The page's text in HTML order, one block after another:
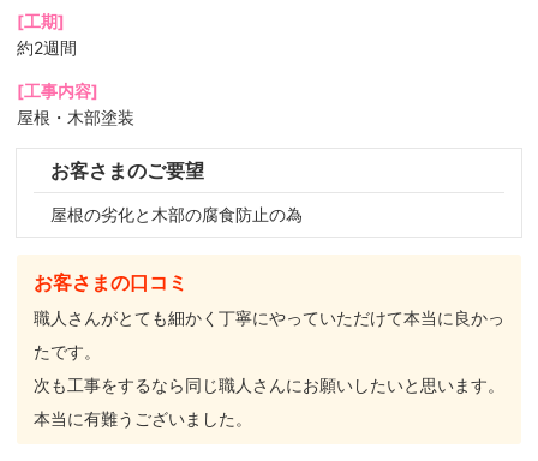
[工期]
約2週間
[工事内容]
屋根・木部塗装
お客さまのご要望
屋根の劣化と木部の腐食防止の為
お客さまの口コミ
職人さんがとても細かく丁寧にやっていただけて本当に良かっ
たです。
次も工事をするなら同じ職人さんにお願いしたいと思います。
本当に有難うございました。